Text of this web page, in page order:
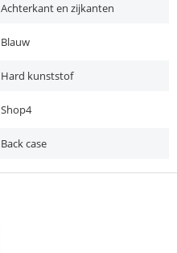
Achterkant en zijkanten
Blauw
Hard kunststof
Shop4
Back case